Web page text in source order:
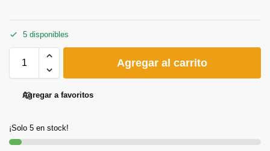
5 disponibles
Agregar al carrito
Agregar a favoritos
¡Solo 5 en stock!